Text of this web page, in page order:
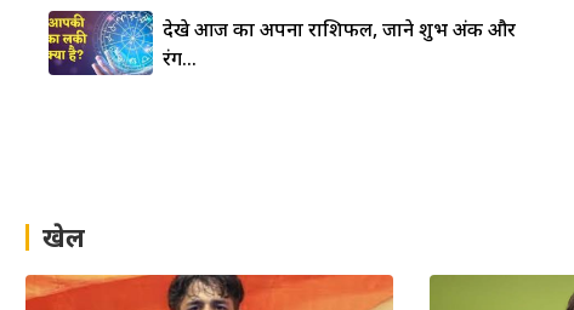
देखे आज का अपना राशिफल, जाने शुभ अंक और
रंग…
खेल